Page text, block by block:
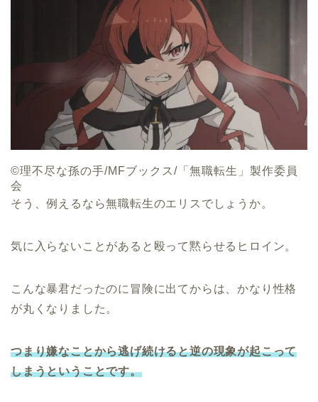
©理不尽な孫の手/MFブックス/「無職転生」製作委員
会
そう、例えるなら無職転生のエリスでしょうか。
気に入らないことがあると殴って黙らせるヒロイン。
こんな暴君だったのに冒険に出てからは、かなり性格
が丸くなりました。
つまり嫌なことから逃げ続けると逆の現象が起こって
しまうということです。